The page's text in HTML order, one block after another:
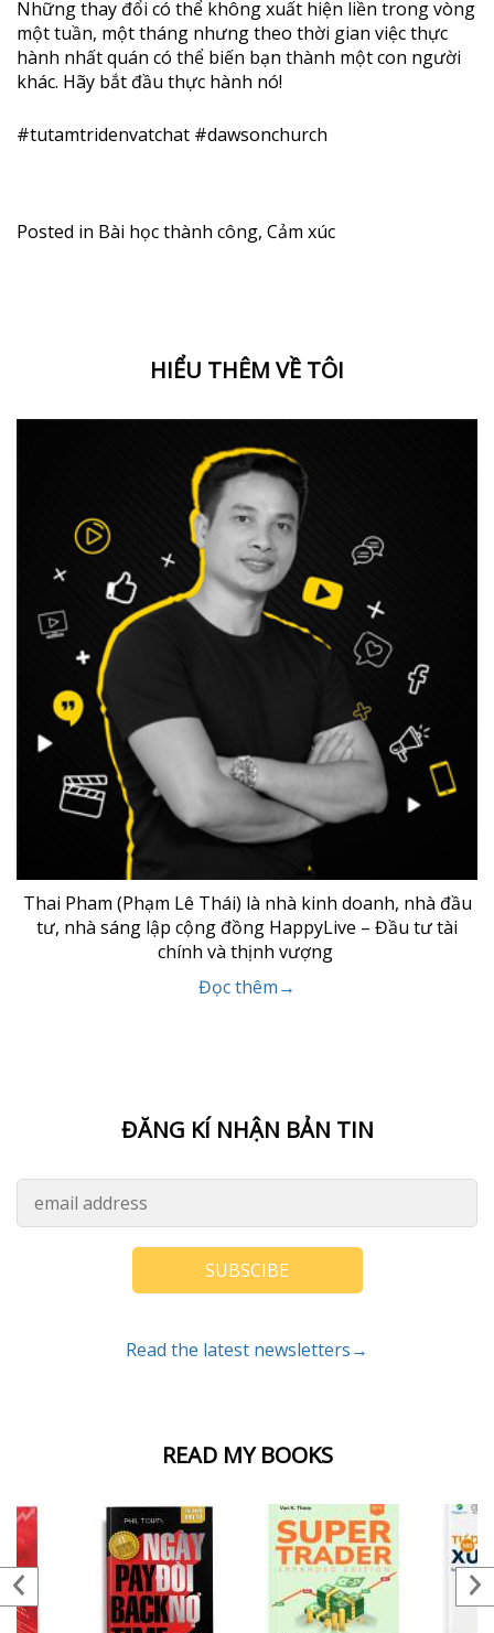
READ MY BOOKS
Những thay đổi có thể không xuất hiện liền trong vòng
một tuần, một tháng nhưng theo thời gian việc thực
hành nhất quán có thể biến bạn thành một con người
khác. Hãy bắt đầu thực hành nó!
#tutamtridenvatchat #dawsonchurch
Posted in Bài học thành công, Cảm xúc
HIỂU THÊM VỀ TÔI
Thai Pham (Phạm Lê Thái) là nhà kinh doanh, nhà đầu
tư, nhà sáng lập cộng đồng HappyLive – Đầu tư tài
chính và thịnh vượng
Đọc thêm→
ĐĂNG KÍ NHẬN BẢN TIN
SUBSCIBE
Read the latest newsletters→